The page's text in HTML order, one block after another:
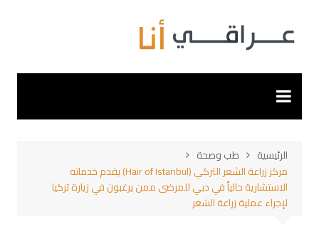
المحتوى
الرئيسية
طب وصحة
مركز زراعة الشعر التركي (Hair of Istanbul) يقدم خدماته
الاستشارية حالياً في دبي للمرضى ممن يرغبون في زيارة تركيا
لإجراء عملية زراعة الشعر